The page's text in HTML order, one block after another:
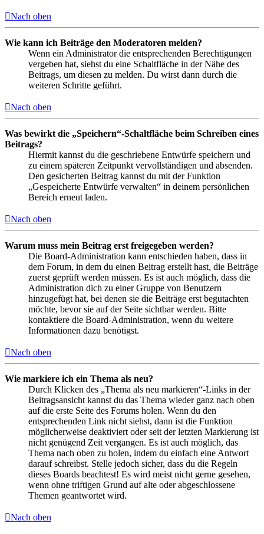
Nach oben
Wie kann ich Beiträge den Moderatoren melden?
Wenn ein Administrator die entsprechenden Berechtigungen
vergeben hat, siehst du eine Schaltfläche in der Nähe des
Beitrags, um diesen zu melden. Du wirst dann durch die
weiteren Schritte geführt.
Nach oben
Was bewirkt die „Speichern“-Schaltfläche beim Schreiben eines
Beitrags?
Hiermit kannst du die geschriebene Entwürfe speichern und
zu einem späteren Zeitpunkt vervollständigen und absenden.
Den gesicherten Beitrag kannst du mit der Funktion
„Gespeicherte Entwürfe verwalten“ in deinem persönlichen
Bereich erneut laden.
Nach oben
Warum muss mein Beitrag erst freigegeben werden?
Die Board-Administration kann entschieden haben, dass in
dem Forum, in dem du einen Beitrag erstellt hast, die Beiträge
zuerst geprüft werden müssen. Es ist auch möglich, dass die
Administration dich zu einer Gruppe von Benutzern
hinzugefügt hat, bei denen sie die Beiträge erst begutachten
möchte, bevor sie auf der Seite sichtbar werden. Bitte
kontaktiere die Board-Administration, wenn du weitere
Informationen dazu benötigst.
Nach oben
Wie markiere ich ein Thema als neu?
Durch Klicken des „Thema als neu markieren“-Links in der
Beitragsansicht kannst du das Thema wieder ganz nach oben
auf die erste Seite des Forums holen. Wenn du den
entsprechenden Link nicht siehst, dann ist die Funktion
möglicherweise deaktiviert oder seit der letzten Markierung ist
nicht genügend Zeit vergangen. Es ist auch möglich, das
Thema nach oben zu holen, indem du einfach eine Antwort
darauf schreibst. Stelle jedoch sicher, dass du die Regeln
dieses Boards beachtest! Es wird meist nicht gerne gesehen,
wenn ohne triftigen Grund auf alte oder abgeschlossene
Themen geantwortet wird.
Nach oben